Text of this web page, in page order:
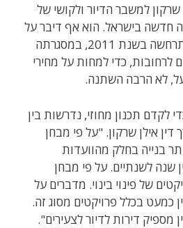
שרקון למשבר הדיור ולקושי של
חדשה בישראל. הוא אף דיבר על
המחאה החברתית, שהתרחשה בשנת 2011, במסגרתה
לרחובות, כדי למחות על מחירי
לא הרבה השתנה.
לקדם תכנון מחוזי, נדרשות בין
דין אילן שרקון. "על פי מבחן
בנייה בחלק מהוועדות
שנה לשנתיים. על פי מבחן
של פינוי בינוי. מדברים על
כמעט בכלל פרויקטים מסוג זה.
דירות לדיור לצעירים".